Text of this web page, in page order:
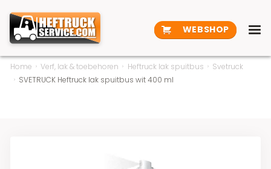
WEBSHOP
Home Verf, lak & toebehoren Heftruck lak spuitbus
Svetruck
SVETRUCK Heftruck lak spuitbus wit 400 ml